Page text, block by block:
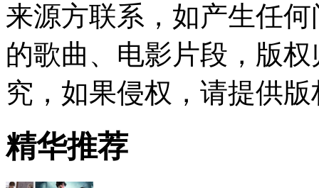
来源方联系，如产生任
的歌曲、电影片段，版
究，如果侵权，请提供
精华推荐